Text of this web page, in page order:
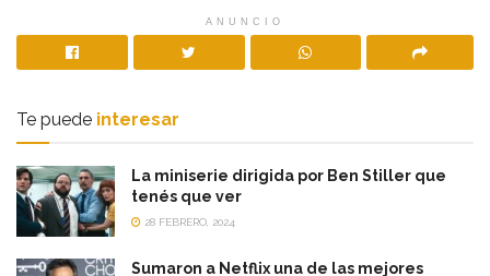
ANUNCIO
Te puede interesar
La miniserie dirigida por Ben Stiller que
tenés que ver
28 FEBRERO, 2024
Sumaron a Netflix una de las mejores